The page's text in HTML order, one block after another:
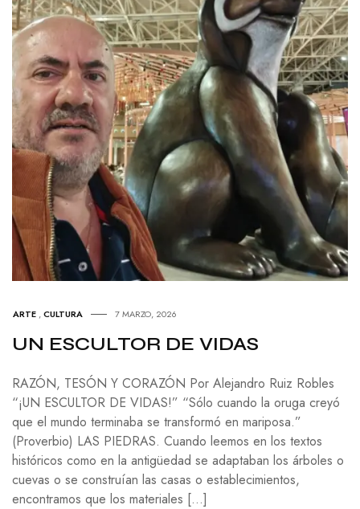
ARTE ,CULTURA 7 MARZO, 2026
UN ESCULTOR DE VIDAS
RAZÓN, TESÓN Y CORAZÓN Por Alejandro Ruiz Robles
“¡UN ESCULTOR DE VIDAS!” “Sólo cuando la oruga creyó
que el mundo terminaba se transformó en mariposa.”
(Proverbio) LAS PIEDRAS. Cuando leemos en los textos
históricos como en la antigüedad se adaptaban los árboles o
cuevas o se construían las casas o establecimientos,
encontramos que los materiales […]